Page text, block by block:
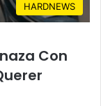
HARDNEWS
Con